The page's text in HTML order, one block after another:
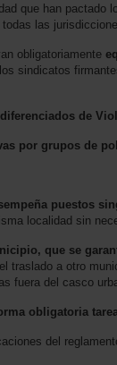
que han pactado
las
obligatoriamente
sindicatos
de
por grupos de
puestos
localidad sin
que se
traslado a otro
fuera del casco
obligatoria
del